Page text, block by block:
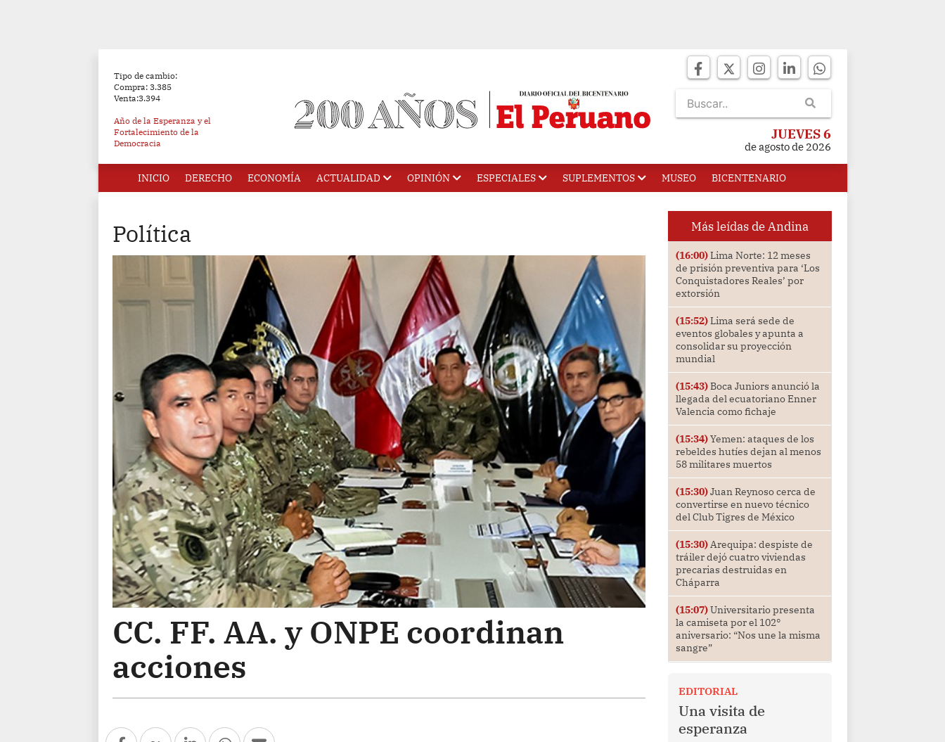
Tipo de cambio:
Compra: 3.385
Venta:3.394
Año de la Esperanza y el
Fortalecimiento de la
Democracia
JUEVES 6
de agosto de 2026
INICIO DERECHO ECONOMÍA ACTUALIDAD OPINIÓN ESPECIALES SUPLEMENTOS MUSEO BICENTENARIO
Política
CC. FF. AA. y ONPE coordinan
acciones
Más leídas de Andina
(16:00)Lima Norte: 12 meses
de prisión preventiva para ‘Los
Conquistadores Reales’ por
extorsión
(15:52)Lima será sede de
eventos globales y apunta a
consolidar su proyección
mundial
(15:43)Boca Juniors anunció la
llegada del ecuatoriano Enner
Valencia como fichaje
(15:34)Yemen: ataques de los
rebeldes hutíes dejan al menos
58 militares muertos
(15:30)Juan Reynoso cerca de
convertirse en nuevo técnico
del Club Tigres de México
(15:30)Arequipa: despiste de
tráiler dejó cuatro viviendas
precarias destruidas en
Cháparra
(15:07)Universitario presenta
la camiseta por el 102°
aniversario: “Nos une la misma
sangre”
EDITORIAL
Una visita de
esperanza